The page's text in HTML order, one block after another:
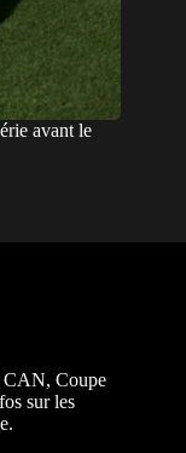
avant le
CAN, Coupe
sur les